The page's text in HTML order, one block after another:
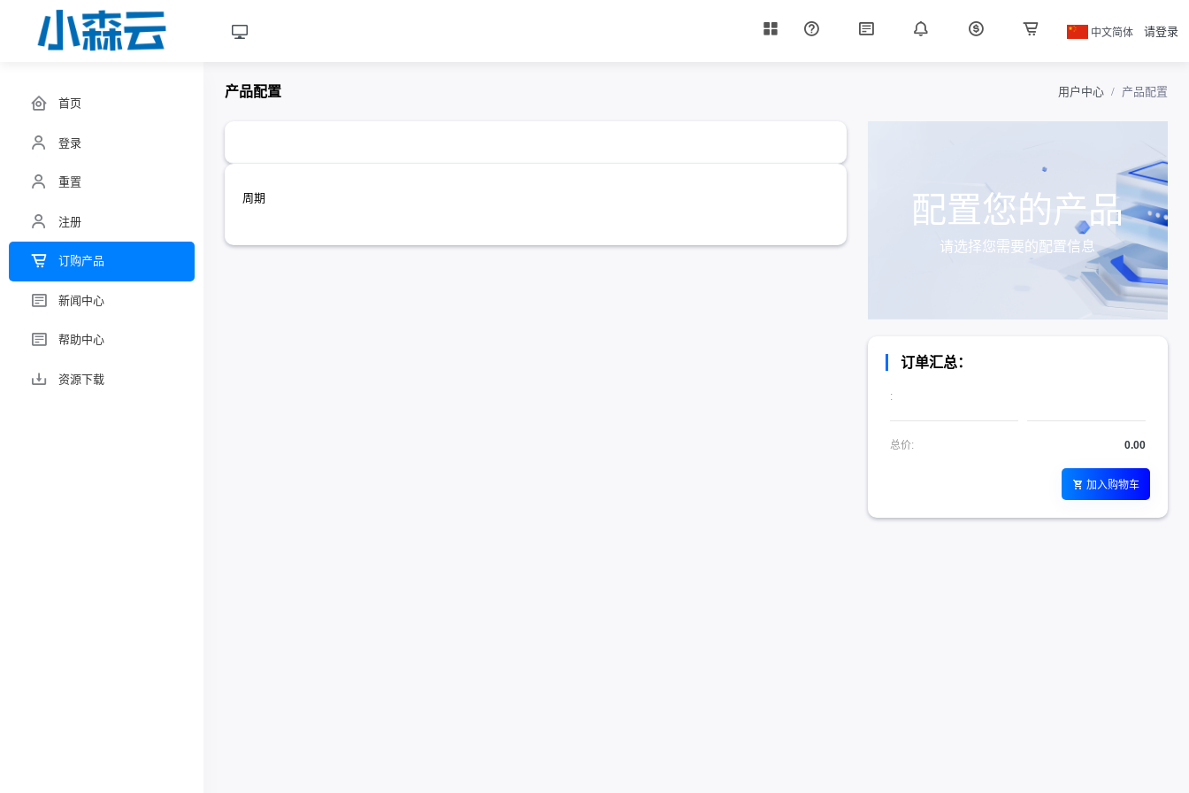
中文简体 请登录
首页
登录
重置
注册
订购产品
新闻中心
帮助中心
资源下载
产品配置 用户中心 产品配置
周期 配置您的产品
请选择您需要的配置信息
订单汇总：
:
总价: 0.00
加入购物车